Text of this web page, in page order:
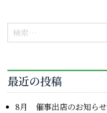
検
索:
最近の投稿
8月 催事出店のお知らせ